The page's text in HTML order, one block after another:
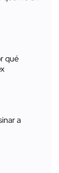
qué
a